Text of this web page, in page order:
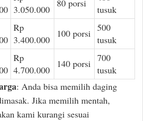
3.050.000
80 porsi
tusuk
Rp
3.400.000
100 porsi 500
tusuk
Rp
4.700.000
140 porsi 700
tusuk
: Anda bisa memilih daging
Jika memilih mentah,
kami kurangi sesuai